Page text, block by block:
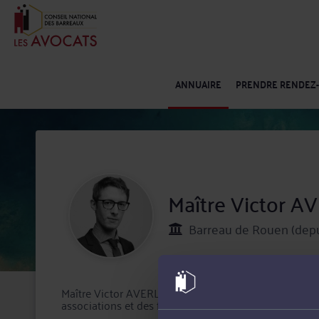
ANNUAIRE PRENDRE
Maître Victor
Barreau de Rouen
Maître Victor AVERLANT exerce à Rouen en tant
associations et des fondations.